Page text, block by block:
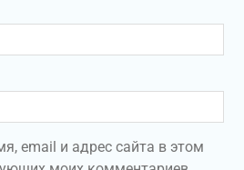
email и адрес сайта в этом